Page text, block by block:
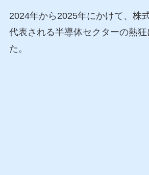
2024年から2025年にかけて、株
代表される半導体セクターの熱狂
た。